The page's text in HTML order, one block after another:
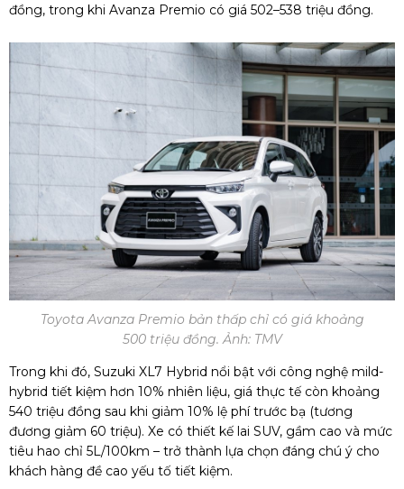
đồng, trong khi Avanza Premio có giá 502–538 triệu đồng.
Toyota Avanza Premio bản thấp chỉ có giá khoảng
500 triệu đồng. Ảnh: TMV
Trong khi đó, Suzuki XL7 Hybrid nổi bật với công nghệ mild-
hybrid tiết kiệm hơn 10% nhiên liệu, giá thực tế còn khoảng
540 triệu đồng sau khi giảm 10% lệ phí trước bạ (tương
đương giảm 60 triệu). Xe có thiết kế lai SUV, gầm cao và mức
tiêu hao chỉ 5L/100km – trở thành lựa chọn đáng chú ý cho
khách hàng đề cao yếu tố tiết kiệm.